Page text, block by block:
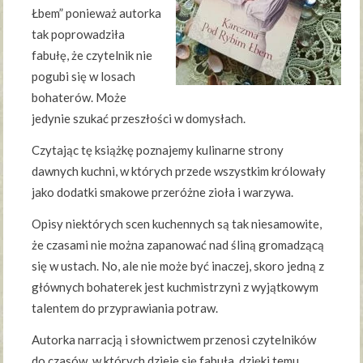
Łbem” ponieważ autorka
tak poprowadziła
fabułę, że czytelnik nie
pogubi się w losach
bohaterów. Może
jedynie szukać przeszłości w domysłach.
Czytając tę książkę poznajemy kulinarne strony
dawnych kuchni, w których przede wszystkim królowały
jako dodatki smakowe przeróżne zioła i warzywa.
Opisy niektórych scen kuchennych są tak niesamowite,
że czasami nie można zapanować nad śliną gromadzącą
się w ustach. No, ale nie może być inaczej, skoro jedną z
głównych bohaterek jest kuchmistrzyni z wyjątkowym
talentem do przyprawiania potraw.
Autorka narracją i słownictwem przenosi czytelników